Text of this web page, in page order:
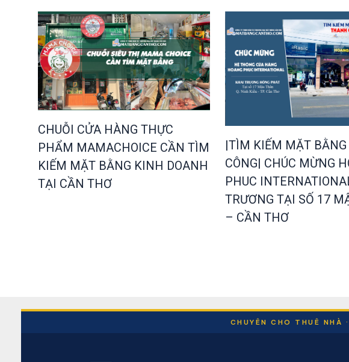
CHUỖI CỬA HÀNG THỰC
PHẨM MAMACHOICE CẦN TÌM
KIẾM MẶT BẰNG KINH DOANH
TẠI CẦN THƠ
|TÌM KIẾM MẶT
CÔNG| CHÚC MỪNG
PHUC
TRƯƠNG TẠI SỐ 17
– CẦN THƠ
CHUYÊN CHO THUÊ